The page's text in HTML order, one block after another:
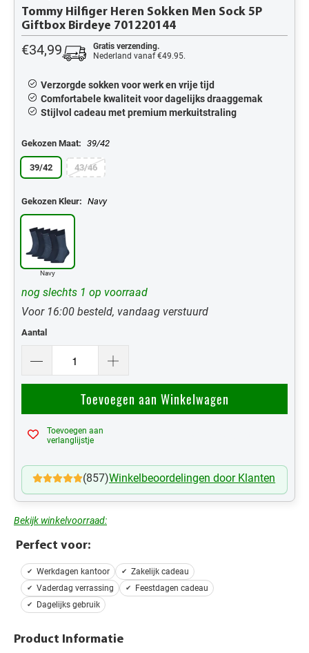
Tommy Hilfiger Heren Sokken Men Sock 5P
Giftbox Birdeye 701220144
€34,99
Gratis verzending.
Nederland vanaf €49.95.
Verzorgde sokken voor werk en vrije tijd
Comfortabele kwaliteit voor dagelijks draaggemak
Stijlvol cadeau met premium merkuitstraling
Gekozen Maat: 39/42
39/42 43/46
Gekozen Kleur: Navy
Navy
nog slechts 1 op voorraad
Voor 16:00 besteld, vandaag verstuurd
Aantal
Toevoegen aan Winkelwagen
Toevoegen aan
verlanglijstje
(857)Winkelbeoordelingen door Klanten
Bekijk winkelvoorraad:
Perfect voor:
Werkdagen kantoor
Zakelijk cadeau
Vaderdag verrassing
Feestdagen cadeau
Dagelijks gebruik
Product Informatie